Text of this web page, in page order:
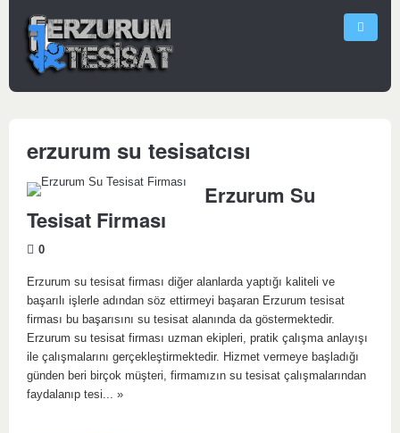
erzurum su tesisatcısı
Erzurum Su
Tesisat Firması
0
Erzurum su tesisat firması diğer alanlarda yaptığı kaliteli ve
başarılı işlerle adından söz ettirmeyi başaran Erzurum tesisat
firması bu başarısını su tesisat alanında da göstermektedir.
Erzurum su tesisat firması uzman ekipleri, pratik çalışma anlayışı
ile çalışmalarını gerçekleştirmektedir. Hizmet vermeye başladığı
günden beri birçok müşteri, firmamızın su tesisat çalışmalarından
faydalanıp tesi... »